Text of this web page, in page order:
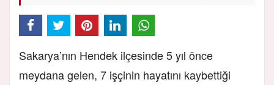
Sakarya’nın Hendek ilçesinde 5 yıl önce
meydana gelen, 7 işçinin hayatını kaybettiği